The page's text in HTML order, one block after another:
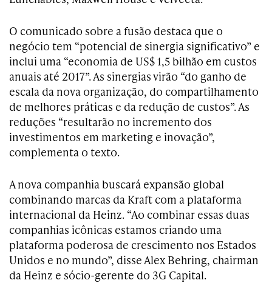
O comunicado sobre a fusão destaca que o
negócio tem “potencial de sinergia significativo” e
inclui uma “economia de US$ 1,5 bilhão em custos
anuais até 2017”. As sinergias virão “do ganho de
escala da nova organização, do compartilhamento
de melhores práticas e da redução de custos”. As
reduções “resultarão no incremento dos
investimentos em marketing e inovação”,
complementa o texto.
A nova companhia buscará expansão global
combinando marcas da Kraft com a plataforma
internacional da Heinz. “Ao combinar essas duas
companhias icônicas estamos criando uma
plataforma poderosa de crescimento nos Estados
Unidos e no mundo”, disse Alex Behring, chairman
da Heinz e sócio-gerente do 3G Capital.